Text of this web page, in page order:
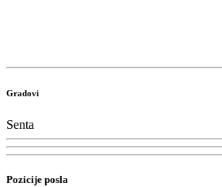
Gradovi
Senta
Pozicije posla